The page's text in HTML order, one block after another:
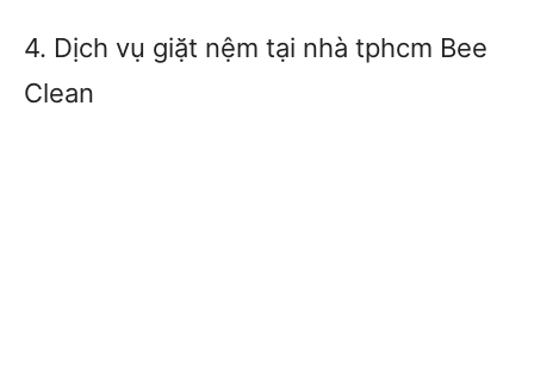
4. Dịch vụ giặt nệm tại nhà tphcm Bee
Clean